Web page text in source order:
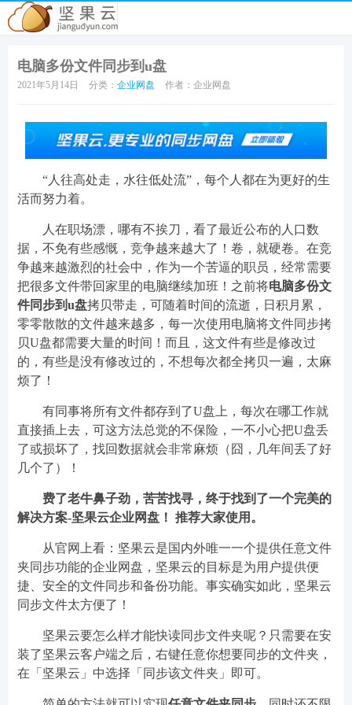
电脑多份文件同步到u盘
2021年5月14日 分类： 企业网盘 作者：企业网盘
“人往高处走，水往低处流”，每个人都在为更好的生
活而努力着。
人在职场漂，哪有不挨刀，看了最近公布的人口数
据，不免有些感慨，竞争越来越大了！卷，就硬卷。在竞
争越来越激烈的社会中，作为一个苦逼的职员，经常需要
把很多文件带回家里的电脑继续加班！之前将电脑多份文
件同步到u盘拷贝带走，可随着时间的流逝，日积月累，
零零散散的文件越来越多，每一次使用电脑将文件同步拷
贝U盘都需要大量的时间！而且，这文件有些是修改过
的，有些是没有修改过的，不想每次都全拷贝一遍，太麻
烦了！
有同事将所有文件都存到了U盘上，每次在哪工作就
直接插上去，可这方法总觉的不保险，一不小心把U盘丢
了或损坏了，找回数据就会非常麻烦（囧，几年间丢了好
几个了）！
费了老牛鼻子劲，苦苦找寻，终于找到了一个完美的
解决方案-坚果云企业网盘！ 推荐大家使用。
从官网上看：坚果云是国内外唯一一个提供任意文件
夹同步功能的企业网盘，坚果云的目标是为用户提供便
捷、安全的文件同步和备份功能。事实确实如此，坚果云
同步文件太方便了！
坚果云要怎么样才能快读同步文件夹呢？只需要在安
装了坚果云客户端之后，右键任意你想要同步的文件夹，
在「坚果云」中选择「同步该文件夹」即可。